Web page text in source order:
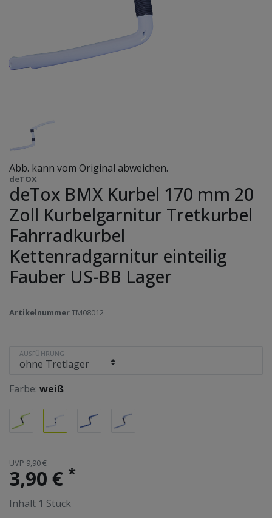
Abb. kann vom Original abweichen.
deTOX
deTox BMX Kurbel 170 mm 20
Zoll Kurbelgarnitur Tretkurbel
Fahrradkurbel
Kettenradgarnitur einteilig
Fauber US-BB Lager
ArtikelnummerTM08012
AUSFÜHRUNG
Farbe: weiß
UVP 9,90 €
3,90 € *
Inhalt 1 Stück